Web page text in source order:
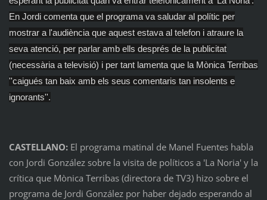
En Jordi comenta que el programa va saludar al polític per
mostrar a l'audiència que aquest estava al telefon i atraure la
seva atenció, per parlar amb ells després de la publicitat
(necessària a televisió) i per tant lamenta que la Mònica Terribas
''caigués tan baix amb els seus comentaris tan insolents e
ignorants''.
CASTELLANO:El programa matinal de Manel Fuentes habla
con Jordi González sobre la visita de políticos a 'La Noria' y la
crítica que Mònica Terribas (directora de TV3) hizo sobre el
programa de Jordi González por haber dejado esperando al